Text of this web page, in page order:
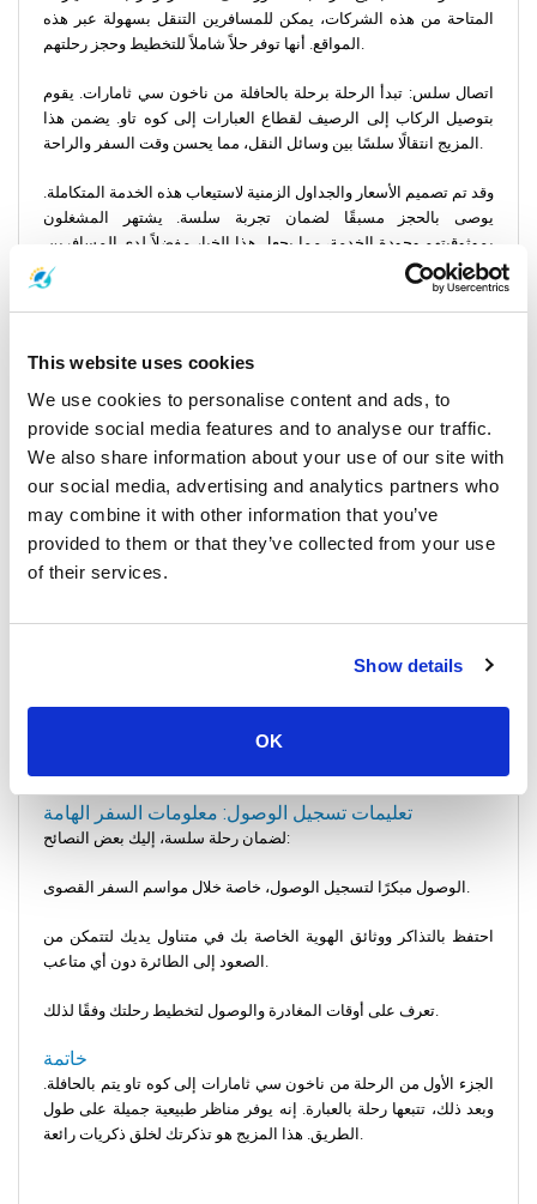
This website uses cookies
We use cookies to personalise content and ads, to
provide social media features and to analyse our traffic.
We also share information about your use of our site with
our social media, advertising and analytics partners who
may combine it with other information that you’ve
provided to them or that they’ve collected from your use
of their services.
Show details
OK
المتاحة من هذه الشركات، يمكن للمسافرين التنقل بسهولة عبر هذه
اتصال سلس: تبدأ الرحلة برحلة بالحافلة من ناخون سي ثامارات. يقوم
بتوصيل الركاب إلى الرصيف لقطاع العبارات إلى كوه تاو. يضمن هذا
وقد تم تصميم الأسعار والجداول الزمنية لاستيعاب هذه الخدمة المتكاملة.
يوصى بالحجز مسبقًا لضمان تجربة سلسة. يشتهر المشغلون
بموثوقيتهم وجودة الخدمة، مما يجعل هذا الخيار مفضلاً لدى المسافرين.
يتيح لك شراء التذاكر عبر الإنترنت التخطيط لرحلتك وتأمينها بسهولة.
تفاصيل المغادرة
ومن هناك، ستسافر مسافة 164 ميلًا (263 كم) إلى كوه تاو، وهي جنة
معروفة بمياهها الصافية والحياة البحرية النابضة بالحياة. تستغرق الرحلة
المطارات: يعد مطار ناخون سي ثامارات بمثابة البوابة الرئيسية
محطات الحافلات: توفر محطات الحافلات ذات الموقع المناسب خدمات
والقطار أو العبارة المباشرة، تأكد من الحجز عبر الإنترنت للحصول على
تعليمات تسجيل الوصول: معلومات السفر الهامة
لضمان رحلة سلسة، إليك بعض النصائح:
احتفظ بالتذاكر ووثائق الهوية الخاصة بك في متناول يديك لتتمكن من
خاتمة
الجزء الأول من الرحلة من ناخون سي ثامارات إلى كوه تاو يتم بالحافلة.
وبعد ذلك، تتبعها رحلة بالعبارة. إنه يوفر مناظر طبيعية جميلة على طول